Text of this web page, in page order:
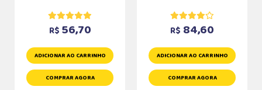
R$ 56,70
ADICIONAR AO CARRINHO
COMPRAR AGORA
R$ 84,60
ADICIONAR AO CARRINHO
COMPRAR AGORA